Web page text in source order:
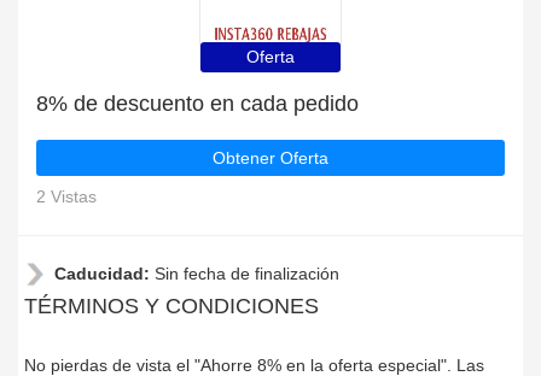
Oferta
8% de descuento en cada pedido
Obtener Oferta
2 Vistas
Caducidad: Sin fecha de finalización
TÉRMINOS Y CONDICIONES
No pierdas de vista el "Ahorre 8% en la oferta especial". Las